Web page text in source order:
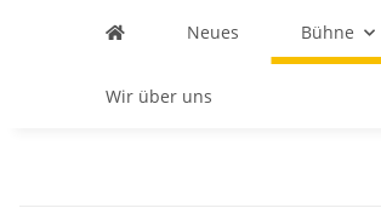
Neues Bühne
Wir über uns